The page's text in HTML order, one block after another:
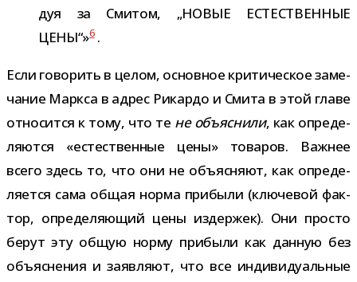
дуя за Смитом, „НОВЫЕ ЕСТЕСТВЕННЫЕ
ЦЕНЫ“»6.
Если гово­рить в целом, основ­ное кри­ти­че­ское заме­
ча­ние Маркса в адрес Рикардо и Смита в этой главе
отно­сится к тому, что те не объ­яс­нили, как опре­де­
ля­ются «есте­ствен­ные цены» това­ров. Важнее
всего здесь то, что они не объ­яс­няют, как опре­де­
ля­ется сама общая норма при­были (клю­че­вой фак­
тор, опре­де­ля­ю­щий цены издер­жек). Они про­сто
берут эту общую норму при­были как дан­ную без
объ­яс­не­ния и заяв­ляют, что все инди­ви­ду­аль­ные